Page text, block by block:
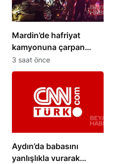
Mardin’de hafriyat
kamyonuna çarpan
otomobil hurdaya
döndü
3 saat önce
Aydın’da babasını
yanlışlıkla vurarak